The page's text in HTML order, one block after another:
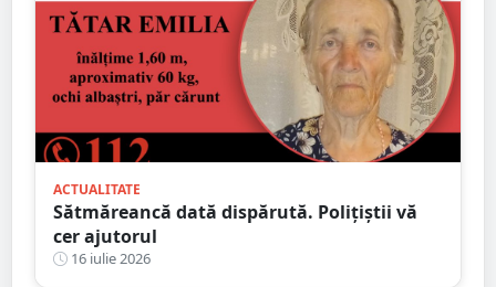
ACTUALITATE
Sătmăreancă dată dispărută. Polițiștii vă
cer ajutorul
16 iulie 2026